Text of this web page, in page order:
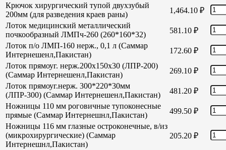
Крючок хирургический тупой двухзубый
200мм (для разведения краев раны)
1,464.10 ₽
Лоток медицинский металлический
почкообразный ЛМПч-260 (260*160*32)
581.10 ₽
Лоток п/о ЛМП-160 нерж., 0,1 л (Саммар
Интернешенл,Пакистан)
172.60 ₽
Лоток прямоуг. нерж.200х150х30 (ЛПР-200)
(Саммар Интернешенл,Пакистан)
269.10 ₽
Лоток прямоуг.нерж. 300*220*30мм
(ЛПР-300) (Саммар Интернешенл,Пакистан)
481.20 ₽
Ножницы 110 мм роговичные тупоконесные
прямые (Саммар Интернешнл,Пакистан)
499.50 ₽
Ножницы 116 мм глазные остроконечные, в/из
(микрохирургические) (Саммар
Интернешнл,Пакистан)
205.20 ₽